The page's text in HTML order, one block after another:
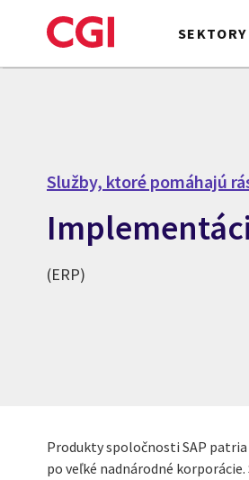
to
SEKTORY
Služby, ktoré pomáhajú
(ERP)
Produkty spoločnosti SAP
po veľké nadnárodné